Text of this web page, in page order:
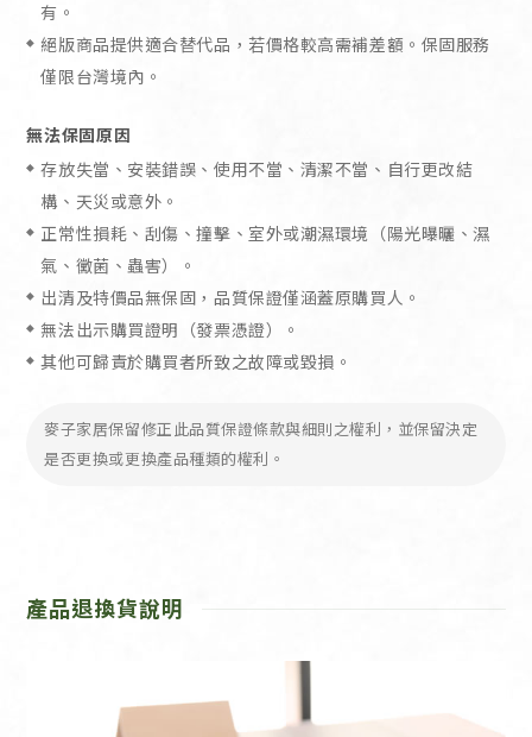
Table & Chair
Cabinet
Shelf & Rack
Hanger
有。
絕版商品提供適合替代品，若價格較高需補差額。保固服務
僅限台灣境內。
無法保固原因
存放失當、安裝錯誤、使用不當、清潔不當、自行更改結
構、天災或意外。
正常性損耗、刮傷、撞擊、室外或潮濕環境（陽光曝曬、濕
氣、黴菌、蟲害）。
出清及特價品無保固，品質保證僅涵蓋原購買人。
無法出示購買證明（發票憑證）。
其他可歸責於購買者所致之故障或毀損。
麥子家居保留修正此品質保證條款與細則之權利，並保留決定
是否更換或更換產品種類的權利。
產品退換貨說明